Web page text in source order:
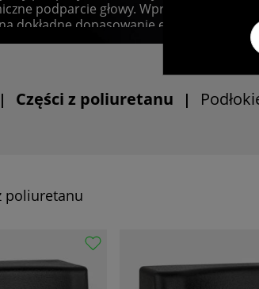
podparcie głowy. Wprowadziliśmy
dokładne dopasowanie elementów do
Części z poliuretanu |
poliuretanu